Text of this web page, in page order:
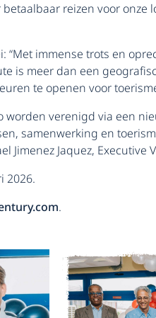
reizen voor
“Met immense trots en
is meer dan een
te openen voor
verenigd via een
samenwerking en
Jaquez, Executive
2026.
.